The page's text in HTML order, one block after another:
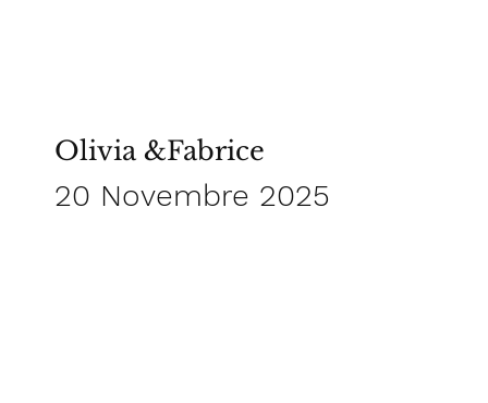
Olivia &Fabrice
20 Novembre 2025